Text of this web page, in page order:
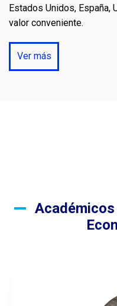
Estados Unidos, España,
valor conveniente.
Ver más